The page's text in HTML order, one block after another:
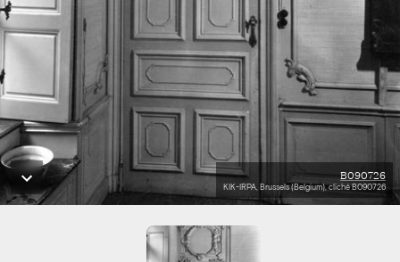
B090726
KIK-IRPA, Brussels (Belgium), cliché B090726